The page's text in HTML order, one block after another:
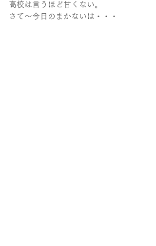
高校は言うほど甘くない。
さて～今日のまかないは・・・